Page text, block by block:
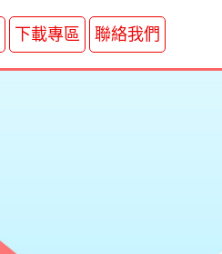
下載專區 聯絡我們